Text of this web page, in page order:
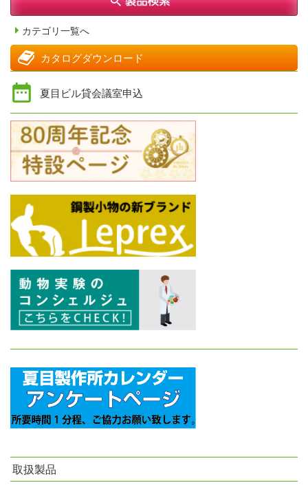
カテゴリ一覧へ
カタログダウンロード
夏目ビル貸会議室申込
取扱製品